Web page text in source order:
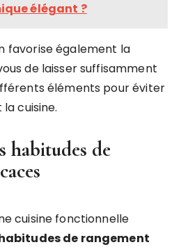
élégant ?
favorise également la
de laisser suffisamment
éléments pour éviter
cuisine.
habitudes de
cuisine fonctionnelle
de rangement